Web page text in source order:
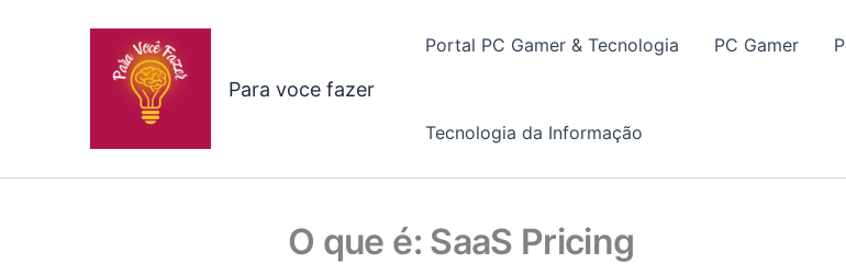
Para voce fazer
Portal PC Gamer & Tecnologia PC Gamer
Tecnologia da Informação
O que é: SaaS Pricing